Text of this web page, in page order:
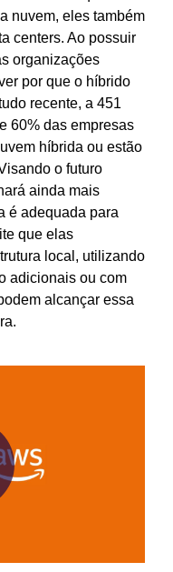
nuvem, eles também
centers. Ao possuir
organizações
por que o híbrido
recente, a 451
60% das empresas
híbrida ou estão
o futuro
ainda mais
é adequada para
que elas
local, utilizando
adicionais ou com
alcançar essa